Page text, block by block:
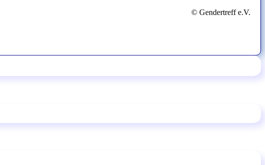
© Gendertreff e.V.